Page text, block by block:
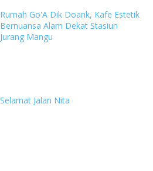
Rumah Go'A Dik Doank, Kafe Estetik
Bernuansa Alam Dekat Stasiun
Jurang Mangu
Selamat Jalan Nita